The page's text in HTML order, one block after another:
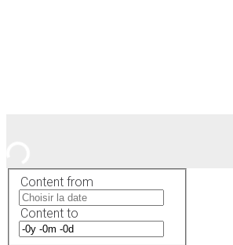
Content from
Content to